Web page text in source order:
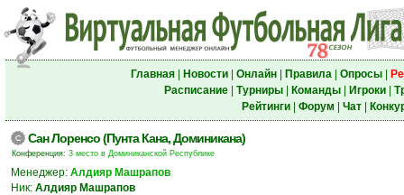
Главная| Новости| Онлайн| Правила| Опросы|
Расписание| Турниры| Команды| Игроки|
Рейтинги| Форум Чат|
Сан Лоренсо (Пунта Кана, Доминикана)
Конференция: 3 место в Доминиканской Республике
Менеджер: Алдияр Машрапов
Ник: Алдияр Машрапов